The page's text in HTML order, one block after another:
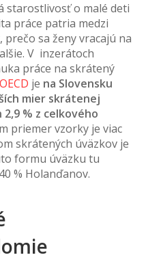
starostlivosť o malé deti
práce patria medzi
prečo sa ženy vracajú na
V inzerátoch
práce na skrátený
OECD je na Slovensku
mier skrátenej
% z celkového
priemer vzorky je viac
skrátených úväzkov je
formu úväzku tu
% Holanďanov.